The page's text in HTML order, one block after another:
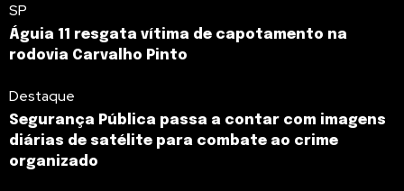
SP
Águia 11 resgata vítima de capotamento na
rodovia Carvalho Pinto
Destaque
Segurança Pública passa a contar com imagens
diárias de satélite para combate ao crime
organizado